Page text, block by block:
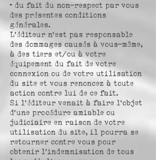
• du fait du non-respect par vous
des présentes conditions
générales.
L’éditeur n’est pas responsable
des dommages causés à vous-même,
à des tiers et/ou à votre
équipement du fait de votre
connexion ou de votre utilisation
du site et vous renoncez à toute
action contre lui de ce fait.
Si l’éditeur venait à faire l’objet
d’une procédure amiable ou
judiciaire en raison de votre
utilisation du site, il pourra se
retourner contre vous pour
obtenir l’indemnisation de tous